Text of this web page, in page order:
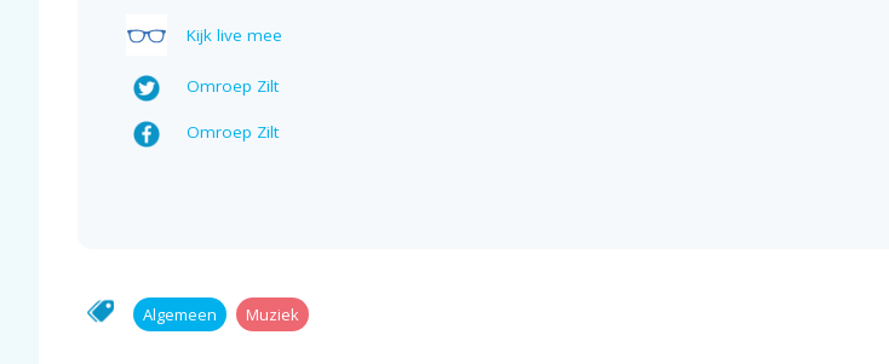
Kijk live mee
Omroep Zilt
Omroep Zilt
Algemeen Muziek